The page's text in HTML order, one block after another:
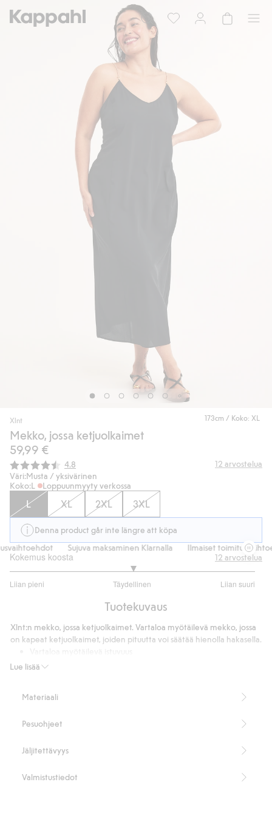
173cm / Koko: XL
Xlnt
Mekko, jossa ketjuolkaimet
59,99 €
Keskimääräinen luokitus:
4.8 12 arvostelua
Väri:Musta / yksivärinen
Koko:L Loppuunmyyty verkossa
L XL 2XL 3XL
Denna product går inte längre att köpa
Sujuva maksaminen Klarnalla Ilmaiset
Kokemus koosta
Liian pieni Täydellinen Liian suuri
/
ääneen
12 arvostelua
Tuotekuvaus
Lue lisää
Xlnt:n mekko, jossa ketjuolkaimet. Vartaloa myötäilevä mekko, jossa
on kapeat ketjuolkaimet, joiden pituutta voi säätää hienolla hakasella.
Kapeat metalliset olkaimet
Tuotenumero
Materiaali
Pesuohjeet
Jäljitettävyys
Valmistustiedot